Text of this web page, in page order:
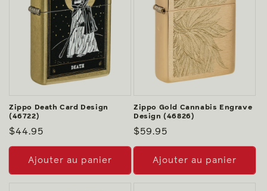
Zippo Death Card Design
(46722)
Prix
habituel
$44.95
Ajouter au panier
Zippo Gold Cannabis Engrave
Design (46826)
Prix
habituel
$59.95
Ajouter au panier